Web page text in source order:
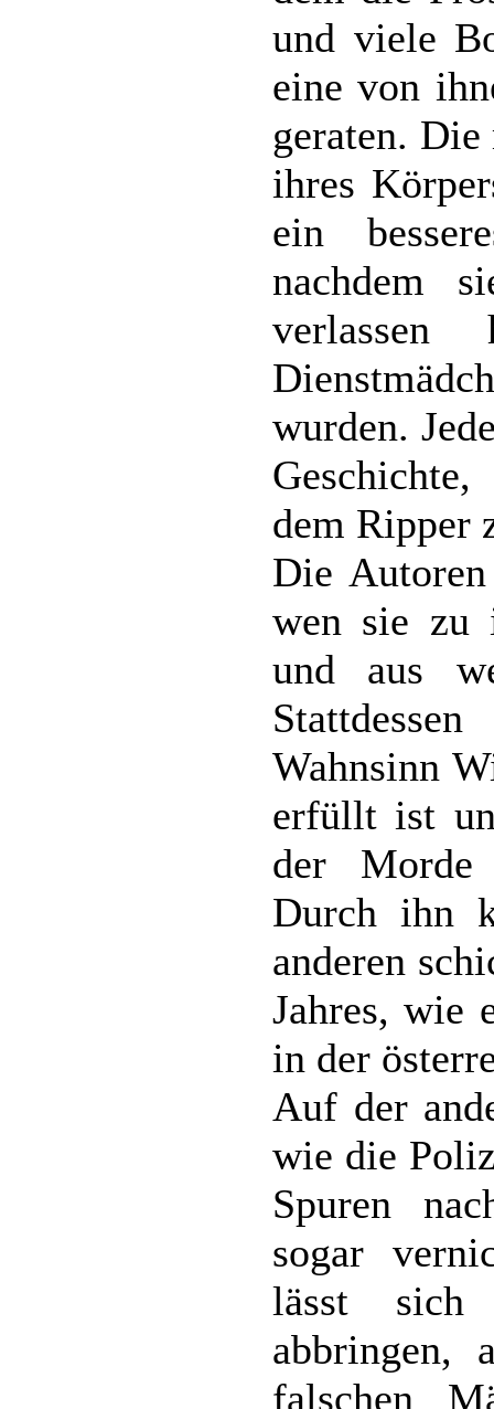
und viele
eine von
geraten.
ihres
ein
nachdem
wurden.
dem Ripper
Die
wen sie zu
und aus
Wahnsinn
erfüllt ist
der
Durch ihn
anderen
Jahres, wie
in der
Auf der
wie die
Spuren
sogar
lässt sich
abbringen,
falschen